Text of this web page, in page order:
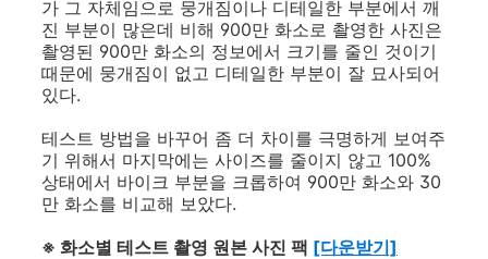
가 그 자체임으로 뭉개짐이나 디테일한 부분에서 깨
진 부분이 많은데 비해 900만 화소로 촬영한 사진은
촬영된 900만 화소의 정보에서 크기를 줄인 것이기
때문에 뭉개짐이 없고 디테일한 부분이 잘 묘사되어
있다.
테스트 방법을 바꾸어 좀 더 차이를 극명하게 보여주
기 위해서 마지막에는 사이즈를 줄이지 않고 100%
상태에서 바이크 부분을 크롭하여 900만 화소와 30
만 화소를 비교해 보았다.
※ 화소별 테스트 촬영 원본 사진 팩 [다운받기]